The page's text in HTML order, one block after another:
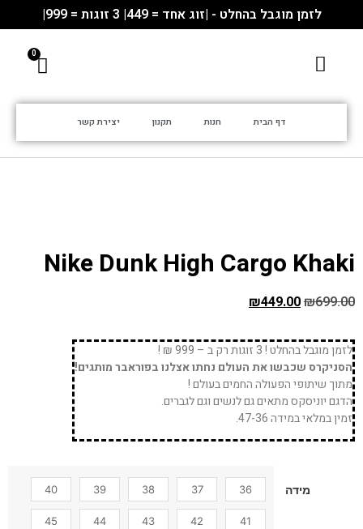
לזמן מוגבל בהחלט - |זוג אחד = 449| 3 זוגות = 999|
דף הבית חנות תקנון יצירת קשר
Nike Dunk High Cargo Khaki
₪699.00
₪449.00
לזמן מוגבל בהחלט ! 3 זוגות רק ב – 999 ₪ !
הסניקרס שכבשו את העולם נחתו אצלנו בפוראבר מותגים!
מתוך שיתופי הפעולה החמים בעולם !
הדגם יוניסקס מתאים גם לנשים וגם לגברים.
זמין במלאי במידה 47-36.
מידה 36
37
38
39
40
41
42
43
44
45